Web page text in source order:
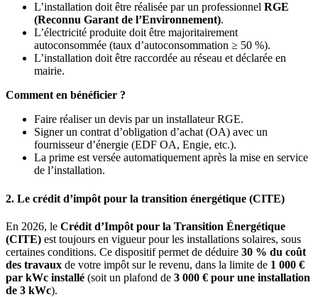
L’installation doit être réalisée par un professionnel RGE
(Reconnu Garant de l’Environnement).
L’électricité produite doit être majoritairement
autoconsommée (taux d’autoconsommation ≥ 50 %).
L’installation doit être raccordée au réseau et déclarée en
mairie.
Comment en bénéficier ?
Faire réaliser un devis par un installateur RGE.
Signer un contrat d’obligation d’achat (OA) avec un
fournisseur d’énergie (EDF OA, Engie, etc.).
La prime est versée automatiquement après la mise en service
de l’installation.
2. Le crédit d’impôt pour la transition énergétique (CITE)
En 2026, le Crédit d’Impôt pour la Transition Énergétique
(CITE) est toujours en vigueur pour les installations solaires, sous
certaines conditions. Ce dispositif permet de déduire 30 % du coût
des travaux de votre impôt sur le revenu, dans la limite de 1 000 €
par kWc installé (soit un plafond de 3 000 € pour une installation
de 3 kWc).